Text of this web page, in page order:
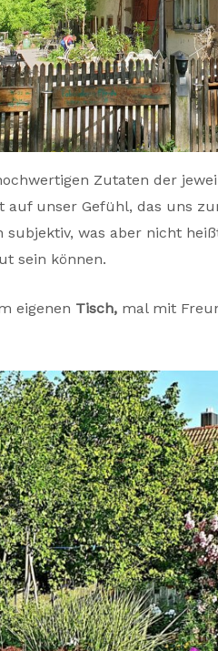
Zutaten der
auf unser Gefühl, das uns
was aber nicht
sein können.
eigenen Tisch,mal mit